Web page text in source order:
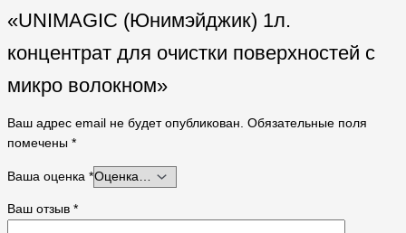
«UNIMAGIC (Юнимэйджик) 1л.
концентрат для очистки поверхностей с
микро волокном»
Ваш адрес email не будет опубликован. Обязательные поля
помечены *
Ваша оценка *
Ваш отзыв *